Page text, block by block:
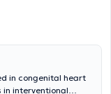
in congenital heart
in interventional